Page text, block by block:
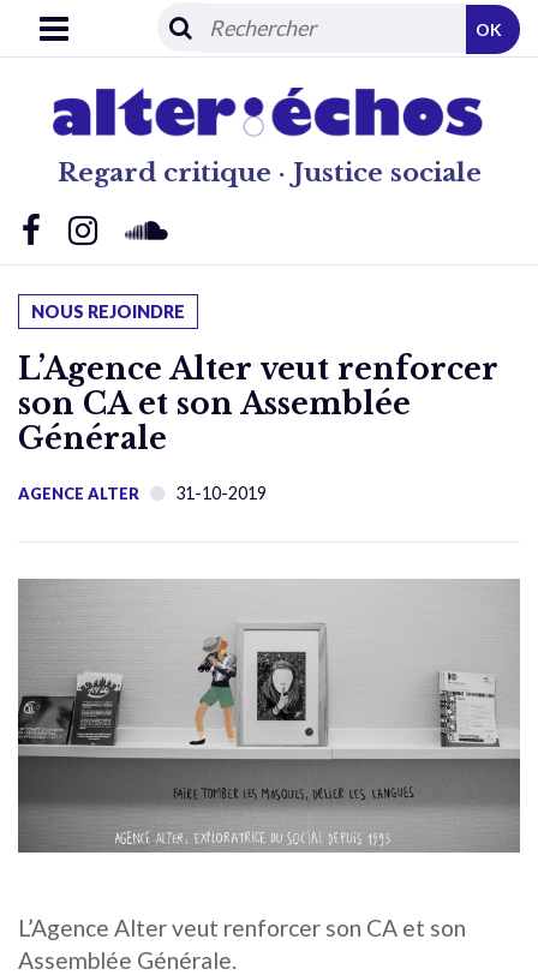
Regard critique · Justice sociale
OK
NOUS REJOINDRE
L’Agence Alter veut renforcer
son CA et son Assemblée
Générale
AGENCE ALTER 31-10-2019
L’Agence Alter veut renforcer son CA et son
Assemblée Générale.